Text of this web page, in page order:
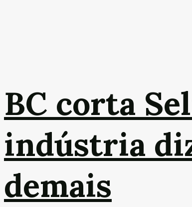
BC corta
indústria
demais